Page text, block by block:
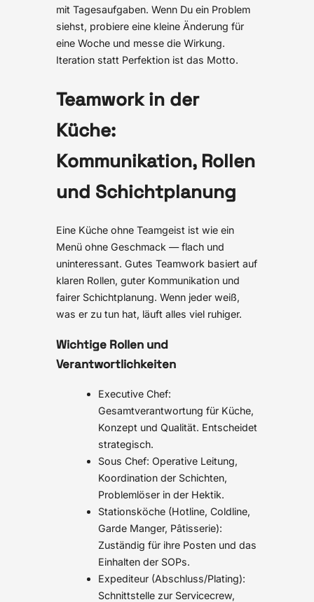
mit Tagesaufgaben. Wenn Du ein Problem
siehst, probiere eine kleine Änderung für
eine Woche und messe die Wirkung.
Iteration statt Perfektion ist das Motto.
Teamwork in der
Küche:
Kommunikation, Rollen
und Schichtplanung
Eine Küche ohne Teamgeist ist wie ein
Menü ohne Geschmack — flach und
uninteressant. Gutes Teamwork basiert auf
klaren Rollen, guter Kommunikation und
fairer Schichtplanung. Wenn jeder weiß,
was er zu tun hat, läuft alles viel ruhiger.
Wichtige Rollen und
Verantwortlichkeiten
Executive Chef:
Gesamtverantwortung für Küche,
Konzept und Qualität. Entscheidet
strategisch.
Sous Chef: Operative Leitung,
Koordination der Schichten,
Problemlöser in der Hektik.
Stationsköche (Hotline, Coldline,
Garde Manger, Pâtisserie):
Zuständig für ihre Posten und das
Einhalten der SOPs.
Expediteur (Abschluss/Plating):
Schnittstelle zur Servicecrew,